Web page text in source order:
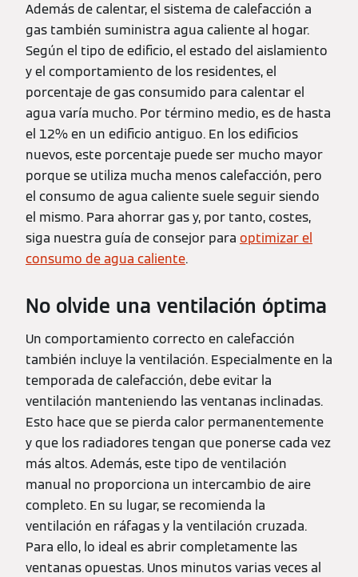
Además de calentar, el sistema de calefacción a
gas también suministra agua caliente al hogar.
Según el tipo de edificio, el estado del aislamiento
y el comportamiento de los residentes, el
porcentaje de gas consumido para calentar el
agua varía mucho. Por término medio, es de hasta
el 12% en un edificio antiguo. En los edificios
nuevos, este porcentaje puede ser mucho mayor
porque se utiliza mucha menos calefacción, pero
el consumo de agua caliente suele seguir siendo
el mismo. Para ahorrar gas y, por tanto, costes,
siga nuestra guía de consejor para optimizar el
consumo de agua caliente.
No olvide una ventilación óptima
Un comportamiento correcto en calefacción
también incluye la ventilación. Especialmente en la
temporada de calefacción, debe evitar la
ventilación manteniendo las ventanas inclinadas.
Esto hace que se pierda calor permanentemente
y que los radiadores tengan que ponerse cada vez
más altos. Además, este tipo de ventilación
manual no proporciona un intercambio de aire
completo. En su lugar, se recomienda la
ventilación en ráfagas y la ventilación cruzada.
Para ello, lo ideal es abrir completamente las
ventanas opuestas. Unos minutos varias veces al